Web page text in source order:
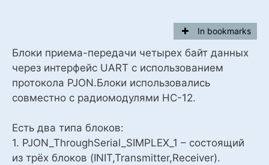
In bookmarks
Блоки приема-передачи четырех байт данных
через интерфейс UART с использованием
протокола PJON.Блоки использовались
совместно с радиомодулями HC-12.
Есть два типа блоков:
1. PJON_ThroughSerial_SIMPLEX_1 – состоящий
из трёх блоков (INIT,Transmitter,Receiver).